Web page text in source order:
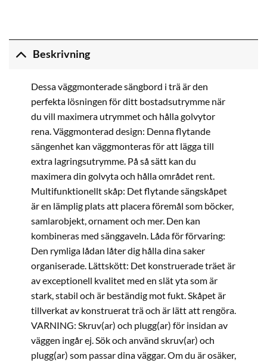
Beskrivning
Dessa väggmonterade sängbord i trä är den
perfekta lösningen för ditt bostadsutrymme när
du vill maximera utrymmet och hålla golvytor
rena. Väggmonterad design: Denna flytande
sängenhet kan väggmonteras för att lägga till
extra lagringsutrymme. På så sätt kan du
maximera din golvyta och hålla området rent.
Multifunktionellt skåp: Det flytande sängskåpet
är en lämplig plats att placera föremål som böcker,
samlarobjekt, ornament och mer. Den kan
kombineras med sänggaveln. Låda för förvaring:
Den rymliga lådan låter dig hålla dina saker
organiserade. Lättskött: Det konstruerade träet är
av exceptionell kvalitet med en slät yta som är
stark, stabil och är beständig mot fukt. Skåpet är
tillverkat av konstruerat trä och är lätt att rengöra.
VARNING: Skruv(ar) och plugg(ar) för insidan av
väggen ingår ej. Sök och använd skruv(ar) och
plugg(ar) som passar dina väggar. Om du är osäker,